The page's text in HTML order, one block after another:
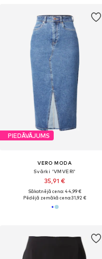
PIEDĀVĀJUMS
VERO MODA
Svārki 'VMVERI'
35,91 €
Sākotnējā cena: 44,99 €
Pēdējā zemākā cena:31,92 €